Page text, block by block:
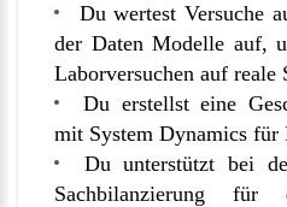
Du wertest Versuche
der Daten Modelle auf,
Laborversuchen auf reale
Du erstellst eine
mit System Dynamics für
Du unterstützt bei
Sachbilanzierung